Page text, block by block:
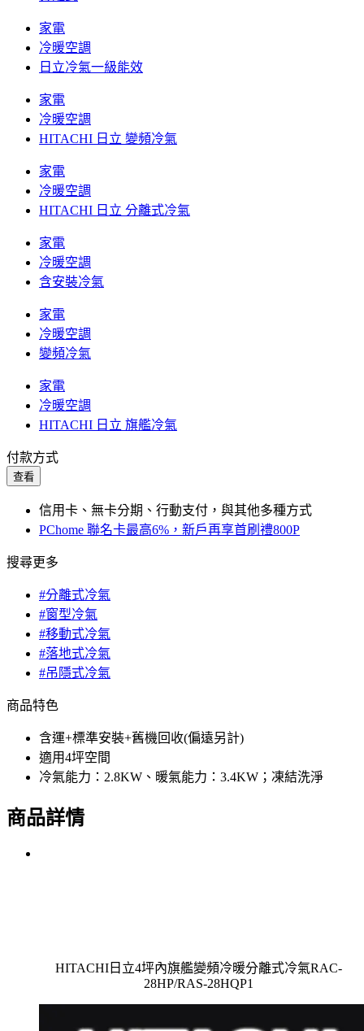
家電
冷暖空調
日立冷氣一級能效
家電
冷暖空調
HITACHI 日立 變頻冷氣
家電
冷暖空調
HITACHI 日立 分離式冷氣
家電
冷暖空調
含安裝冷氣
家電
冷暖空調
變頻冷氣
家電
冷暖空調
HITACHI 日立 旗艦冷氣
付款方式
查看
信用卡、無卡分期、行動支付，與其他多種方式
PChome 聯名卡最高6%，新戶再享首刷禮800P
搜尋更多
#分離式冷氣
#窗型冷氣
#移動式冷氣
#落地式冷氣
#吊隱式冷氣
商品特色
含運+標準安裝+舊機回收(偏遠另計)
適用4坪空間
冷氣能力：2.8KW、暖氣能力：3.4KW；凍結洗淨
商品詳情
HITACHI日立4坪內旗艦變頻冷暖分離式冷氣RAC-
28HP/RAS-28HQP1